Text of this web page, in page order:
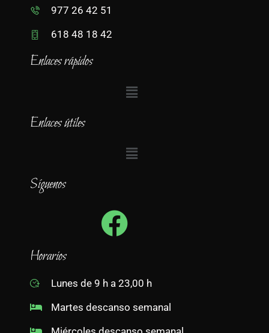
977 26 42 51
618 48 18 42
Enlaces rápidos
Enlaces útiles
Síguenos
Horarios
Lunes de 9 h a 23,00 h
Martes descanso semanal